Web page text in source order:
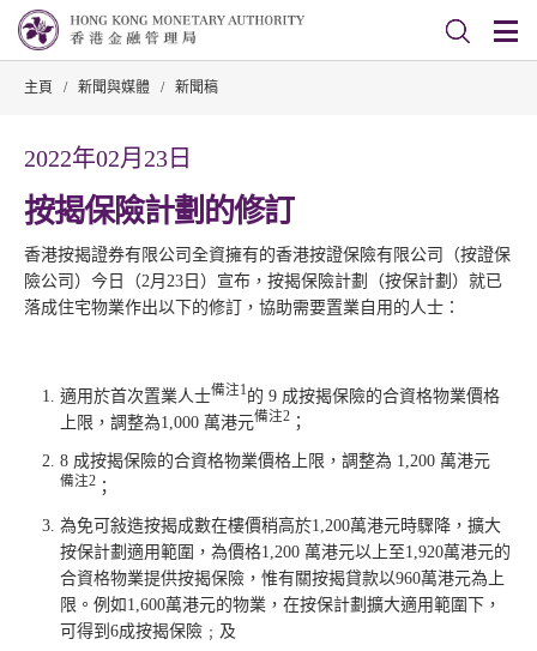
主頁 / 新聞與媒體 / 新聞稿
2022年02月23日
按揭保險計劃的修訂
香港按揭證券有限公司全資擁有的香港按證保險有限公司（按證保
險公司）今日（2月23日）宣布，按揭保險計劃（按保計劃）就已
落成住宅物業作出以下的修訂，協助需要置業自用的人士：
適用於首次置業人士備注1的 9 成按揭保險的合資格物業價格
上限，調整為1,000 萬港元備注2 ；
8 成按揭保險的合資格物業價格上限，調整為 1,200 萬港元
備注2 ；
為免可敍造按揭成數在樓價稍高於1,200萬港元時驟降，擴大
按保計劃適用範圍，為價格1,200 萬港元以上至1,920萬港元的
合資格物業提供按揭保險，惟有關按揭貸款以960萬港元為上
限。例如1,600萬港元的物業，在按保計劃擴大適用範圍下，
可得到6成按揭保險﹔及